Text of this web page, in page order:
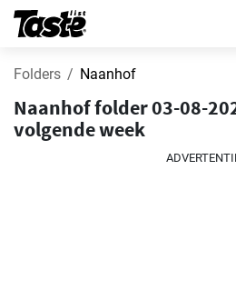
Folders Naanhof
Naanhof folder 03-08-
volgende week